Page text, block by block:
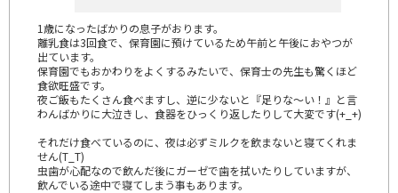
1歳になったばかりの息子がおります。
離乳食は3回食で、保育園に預けているため午前と午後におやつが
出ています。
保育園でもおかわりをよくするみたいで、保育士の先生も驚くほど
食欲旺盛です。
夜ご飯もたくさん食べますし、逆に少ないと『足りな～い！』と言
わんばかりに大泣きし、食器をひっくり返したりして大変です(+_+)
それだけ食べているのに、夜は必ずミルクを飲まないと寝てくれま
せん(T_T)
虫歯が心配なので飲んだ後にガーゼで歯を拭いたりしていますが、
飲んでいる途中で寝てしまう事もあります。